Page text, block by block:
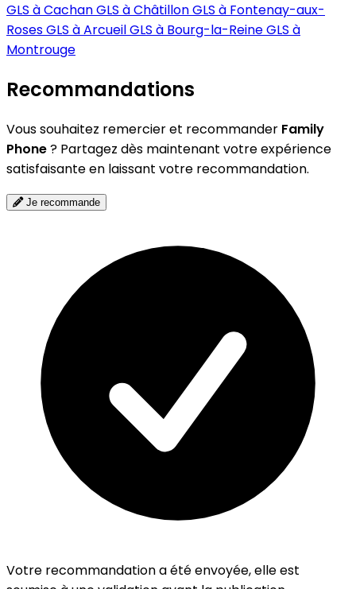
GLS à CachanGLS à ChâtillonGLS à Fontenay-aux-
RosesGLS à ArcueilGLS à Bourg-la-ReineGLS à
Montrouge
Recommandations
Vous souhaitez remercier et recommander Family
Phone? Partagez dès maintenant votre expérience
satisfaisante en laissant votre recommandation.
Je recommande
Votre recommandation a été envoyée, elle est